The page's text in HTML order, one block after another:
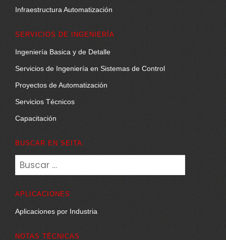
Infraestructura Automatización
SERVICIOS DE INGENIERÍA
Ingeniería Basica y de Detalle
Servicios de Ingeniería en Sistemas de Control
Proyectos de Automatización
Servicios Técnicos
Capacitación
BUSCAR EN SEITA:
Buscar:
APLICACIONES
Aplicaciones por Industria
NOTAS TÉCNICAS